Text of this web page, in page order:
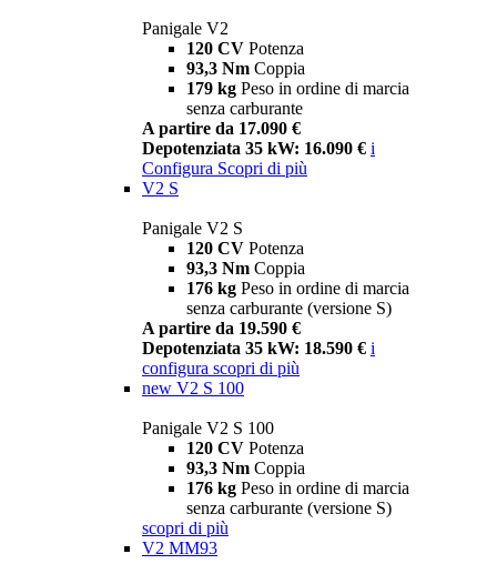
Panigale V2
120 CV Potenza
93,3 Nm Coppia
179 kg Peso in ordine di marcia
senza carburante
A partire da 17.090 €
Depotenziata 35 kW: 16.090 € i
Configura Scopri di più
V2 S
Panigale V2 S
120 CV Potenza
93,3 Nm Coppia
176 kg Peso in ordine di marcia
senza carburante (versione S)
A partire da 19.590 €
Depotenziata 35 kW: 18.590 € i
configura scopri di più
new V2 S 100
Panigale V2 S 100
120 CV Potenza
93,3 Nm Coppia
176 kg Peso in ordine di marcia
senza carburante (versione S)
scopri di più
V2 MM93